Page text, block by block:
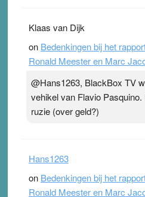
Klaas van Dijk
on Bedenkingen bij het
Ronald Meester en Marc
@Hans1263, BlackBox TV
vehikel van Flavio
ruzie (over geld?)
Hans1263
on Bedenkingen bij het
Ronald Meester en Marc